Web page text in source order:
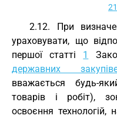
2.12. При
ураховувати, що
першої статті 1
державних
вважається будь-
товарів і робіт),
освоєння технологій,